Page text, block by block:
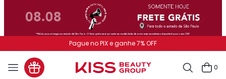
Pague no PIX e ganhe 7% OFF
0